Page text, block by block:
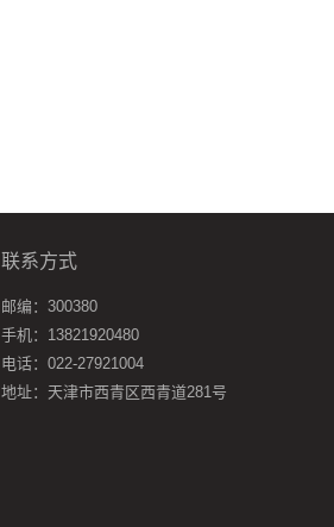
联系方式
邮编：300380
手机：13821920480
电话：022-27921004
地址：天津市西青区西青道281号